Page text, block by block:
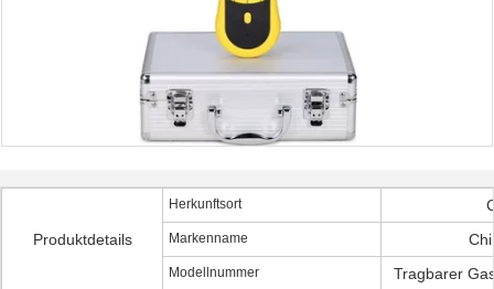
Produktdetails
Herkunftsort
Markenname
Modellnummer Tragbarer